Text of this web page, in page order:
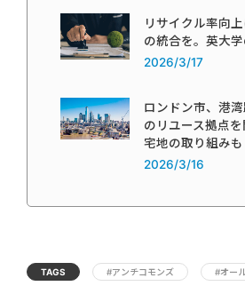
リサイクル率向
の統合を。英大
2026/3/17
ロンドン市、港
のリユース拠点
宅地の取り組みも
2026/3/16
TAGS #アンチコモンズ #オー